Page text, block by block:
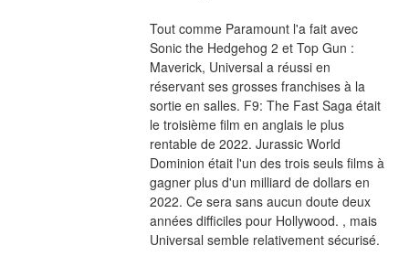
Tout comme Paramount l'a fait avec
Sonic the Hedgehog 2 et Top Gun :
Maverick, Universal a réussi en
réservant ses grosses franchises à la
sortie en salles. F9: The Fast Saga était
le troisième film en anglais le plus
rentable de 2022. Jurassic World
Dominion était l'un des trois seuls films à
gagner plus d'un milliard de dollars en
2022. Ce sera sans aucun doute deux
années difficiles pour Hollywood. , mais
Universal semble relativement sécurisé.